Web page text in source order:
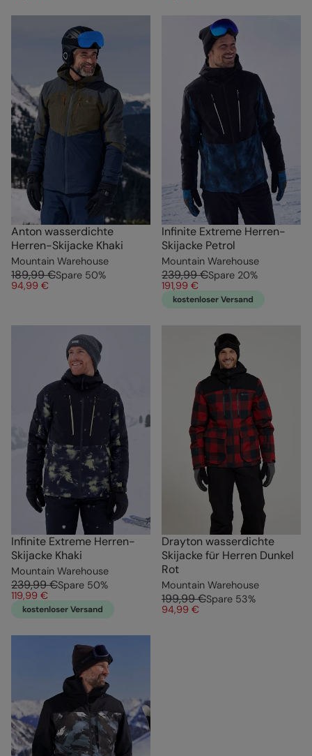
Anton wasserdichte
Herren-Skijacke Khaki
Mountain Warehouse
189,99 €Spare 50%
94,99 €
Infinite Extreme Herren-
Skijacke Petrol
Mountain Warehouse
239,99 €Spare 20%
191,99 €
kostenloser Versand
Infinite Extreme Herren-
Skijacke Khaki
Mountain Warehouse
239,99 €Spare 50%
119,99 €
kostenloser Versand
Drayton wasserdichte
Skijacke für Herren Dunkel
Rot
Mountain Warehouse
199,99 €Spare 53%
94,99 €